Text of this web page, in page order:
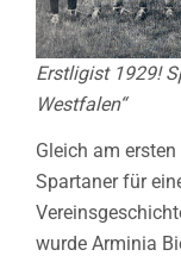
Erstligist 1929!
Westfalen“
Gleich am
Spartaner für
wurde Arminia